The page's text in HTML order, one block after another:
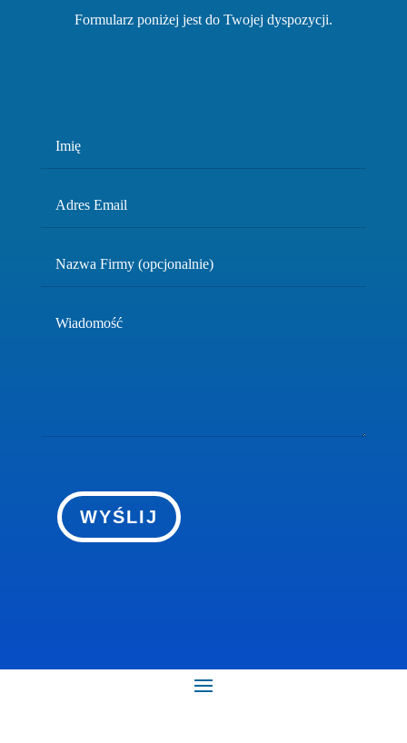
Formularz poniżej jest do Twojej dyspozycji.
WYŚLIJ